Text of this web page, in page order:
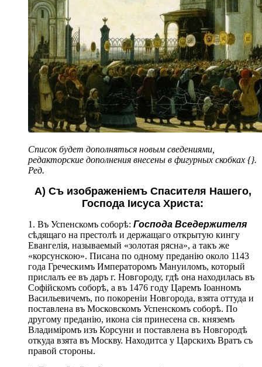
Список будет дополняться новым сведениями,
редакторские дополнения внесены в фигурных скобках {}.
Ред.
А) Съ изображеніемъ Спасителя Нашего,
Господа Іисуса Христа:
1. Въ Успенскомъ соборѣ: Господа Вседержителя
сѣдящаго на престолѣ и держащаго открытую кингу
Евангелія, называемый «золотая рясна», а такъ же
«корсунскою». Писана по одному преданію около 1143
года Греческимъ Императоромъ Мануиломъ, который
прислалъ ее въ даръ г. Новгороду, гдѣ она находилась въ
Софійскомъ соборѣ, а въ 1476 году Царемъ Іоанномъ
Васильевичемъ, по покореніи Новгорода, взята оттуда и
поставлена въ Московскомъ Успенскомъ соборѣ. По
другому преданію, икона сія принесена св. княземъ
Владиміромъ изъ Корсуни и поставлена въ Новгородѣ
откуда взята въ Москву. Находитса у Царскихъ Вратъ съ
правой стороны.